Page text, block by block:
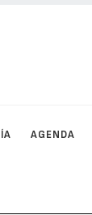
AGENDA